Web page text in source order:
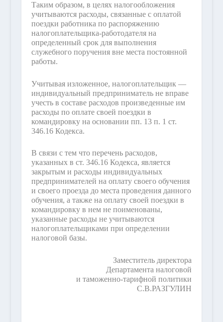
Таким образом, в целях налогообложения
учитываются расходы, связанные с оплатой
поездки работника по распоряжению
налогоплательщика-работодателя на
определенный срок для выполнения
служебного поручения вне места постоянной
работы.
Учитывая изложенное, налогоплательщик —
индивидуальный предприниматель не вправе
учесть в составе расходов произведенные им
расходы по оплате своей поездки в
командировку на основании пп. 13 п. 1 ст.
346.16 Кодекса.
В связи с тем что перечень расходов,
указанных в ст. 346.16 Кодекса, является
закрытым и расходы индивидуальных
предпринимателей на оплату своего обучения
и своего проезда до места проведения данного
обучения, а также на оплату своей поездки в
командировку в нем не поименованы,
указанные расходы не учитываются
налогоплательщиками при определении
налоговой базы.
Заместитель директора
Департамента налоговой
и таможенно-тарифной политики
С.В.РАЗГУЛИН